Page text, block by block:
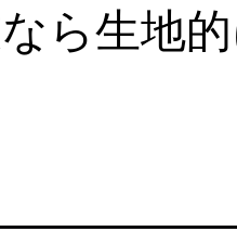
ら生地
ノーブ…